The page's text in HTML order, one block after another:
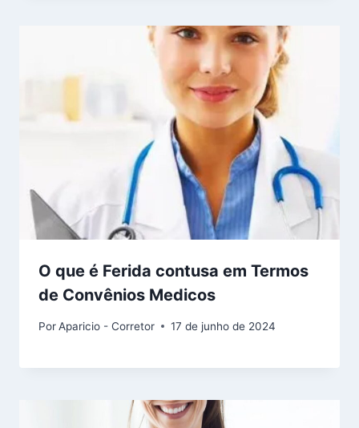
O que é Ferida contusa em Termos
de Convênios Medicos
PorAparicio - Corretor 17 de junho de 2024